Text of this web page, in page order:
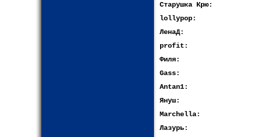
Старушка Крю:
lollypop:
ЛенаД:
profit:
Филя:
Gass:
Antan1:
Януш:
Marchella:
Лазурь: